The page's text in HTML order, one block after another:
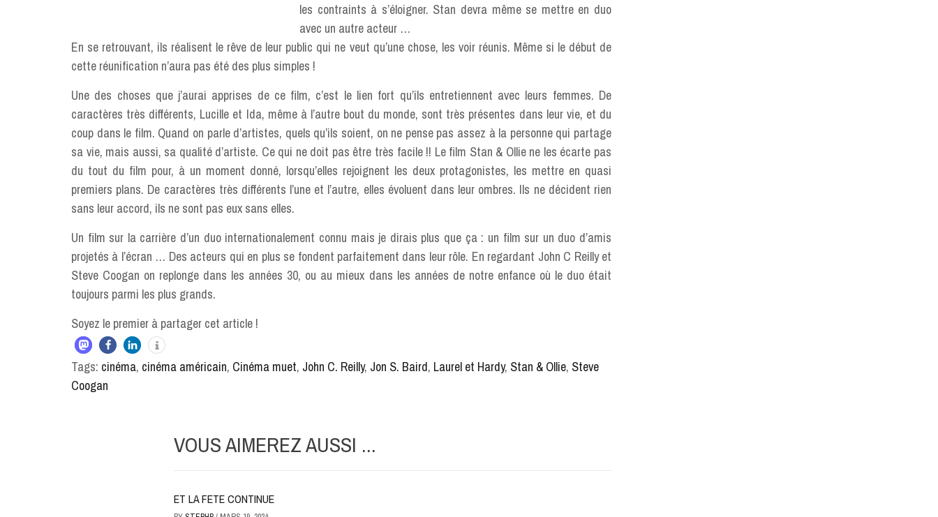
les contraints à s’éloigner. Stan devra même se mettre en duo
avec un autre acteur …
En se retrouvant, ils réalisent le rêve de leur public qui ne veut qu’une chose, les voir réunis. Même si le début de
cette réunification n’aura pas été des plus simples !
Une des choses que j’aurai apprises de ce film, c’est le lien fort qu’ils entretiennent avec leurs femmes. De
caractères très différents, Lucille et Ida, même à l’autre bout du monde, sont très présentes dans leur vie, et du
coup dans le film. Quand on parle d’artistes, quels qu’ils soient, on ne pense pas assez à la personne qui partage
sa vie, mais aussi, sa qualité d’artiste. Ce qui ne doit pas être très facile !! Le film Stan & Ollie ne les écarte pas
du tout du film pour, à un moment donné, lorsqu’elles rejoignent les deux protagonistes, les mettre en quasi
premiers plans. De caractères très différents l’une et l’autre, elles évoluent dans leur ombres. Ils ne décident rien
sans leur accord, ils ne sont pas eux sans elles.
Un film sur la carrière d’un duo internationalement connu mais je dirais plus que ça : un film sur un duo d’amis
projetés à l’écran … Des acteurs qui en plus se fondent parfaitement dans leur rôle. En regardant John C Reilly et
Steve Coogan on replonge dans les années 30, ou au mieux dans les années de notre enfance où le duo était
toujours parmi les plus grands.
Soyez le premier à partager cet article !
Tags: cinéma, cinéma américain, Cinéma muet, John C. Reilly, Jon S. Baird, Laurel et Hardy, Stan & Ollie, Steve
Coogan
VOUS AIMEREZ AUSSI ...
ET LA FETE CONTINUE